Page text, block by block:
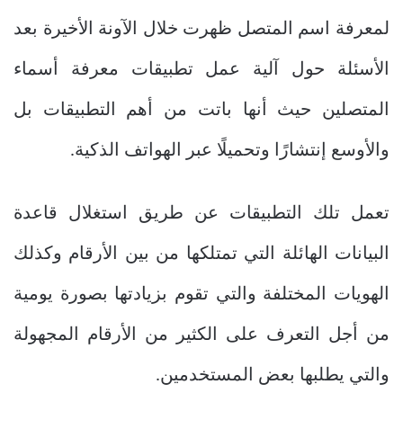
لمعرفة اسم المتصل ظهرت خلال الآونة الأخيرة بعد
الأسئلة حول آلية عمل تطبيقات معرفة أسماء
المتصلين حيث أنها باتت من أهم التطبيقات بل
والأوسع إنتشارًا وتحميلًا عبر الهواتف الذكية.
تعمل تلك التطبيقات عن طريق استغلال قاعدة
البيانات الهائلة التي تمتلكها من بين الأرقام وكذلك
الهويات المختلفة والتي تقوم بزيادتها بصورة يومية
من أجل التعرف على الكثير من الأرقام المجهولة
والتي يطلبها بعض المستخدمين.